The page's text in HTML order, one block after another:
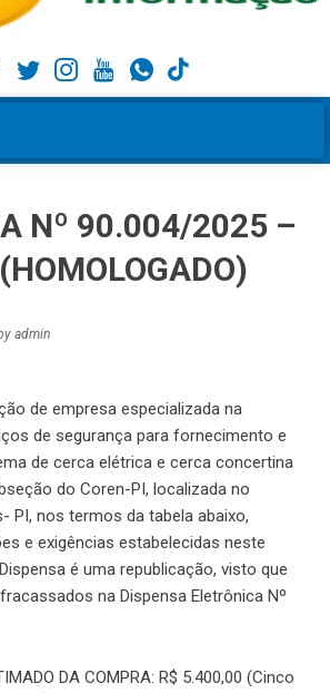
Nº 90.004/2025 –
admin
de empresa especializada na
de segurança para fornecimento e
de cerca elétrica e cerca concertina
do Coren-PI, localizada no
PI, nos termos da tabela abaixo,
e exigências estabelecidas neste
é uma republicação, visto que
na Dispensa Eletrônica Nº
DA COMPRA: R$ 5.400,00 (Cinco